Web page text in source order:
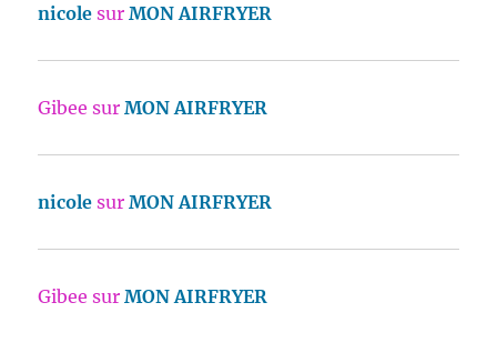
nicole surMON AIRFRYER
Gibee surMON AIRFRYER
nicole surMON AIRFRYER
Gibee surMON AIRFRYER